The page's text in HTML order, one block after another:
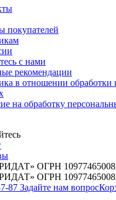
покупателей
с нами
рекомендации
в отношении обработки
на обработку
ОГРН
ОГРН
87 Задайте нам вопрос